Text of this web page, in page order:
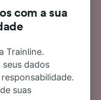
Os comboios da DB
serviços neste
viaje neles durante
Antwerpen-Centraal.
de Aeroporto de
Centraal começa
antecedência, o que
los no dia.
com a sua
Trainline.
seus dados
suas